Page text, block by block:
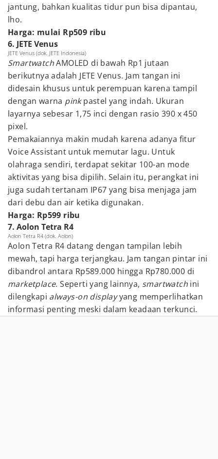
jantung, bahkan kualitas tidur pun bisa dipantau,
lho.
Harga: mulai Rp509 ribu
6. JETE Venus
JETE Venus (dok. JETE Indonesia)
SmartwatchAMOLED di bawah Rp1 jutaan
berikutnya adalah JETE Venus. Jam tangan ini
didesain khusus untuk perempuan karena tampil
dengan warna pinkpastel yang indah. Ukuran
layarnya sebesar 1,75 inci dengan rasio 390 x 450
pixel.
Pemakaiannya makin mudah karena adanya fitur
Voice Assistant untuk memutar lagu. Untuk
olahraga sendiri, terdapat sekitar 100-an mode
aktivitas yang bisa dipilih. Selain itu, perangkat ini
juga sudah tertanam IP67 yang bisa menjaga jam
dari debu dan air ketika digunakan.
Harga: Rp599 ribu
7. Aolon Tetra R4
Aolon Tetra R4 (dok. Aolon)
Aolon Tetra R4 datang dengan tampilan lebih
mewah, tapi harga terjangkau. Jam tangan pintar ini
dibandrol antara Rp589.000 hingga Rp780.000 di
marketplace. Seperti yang lainnya, smartwatch ini
dilengkapi always-on displayyang memperlihatkan
informasi penting meski dalam keadaan terkunci.